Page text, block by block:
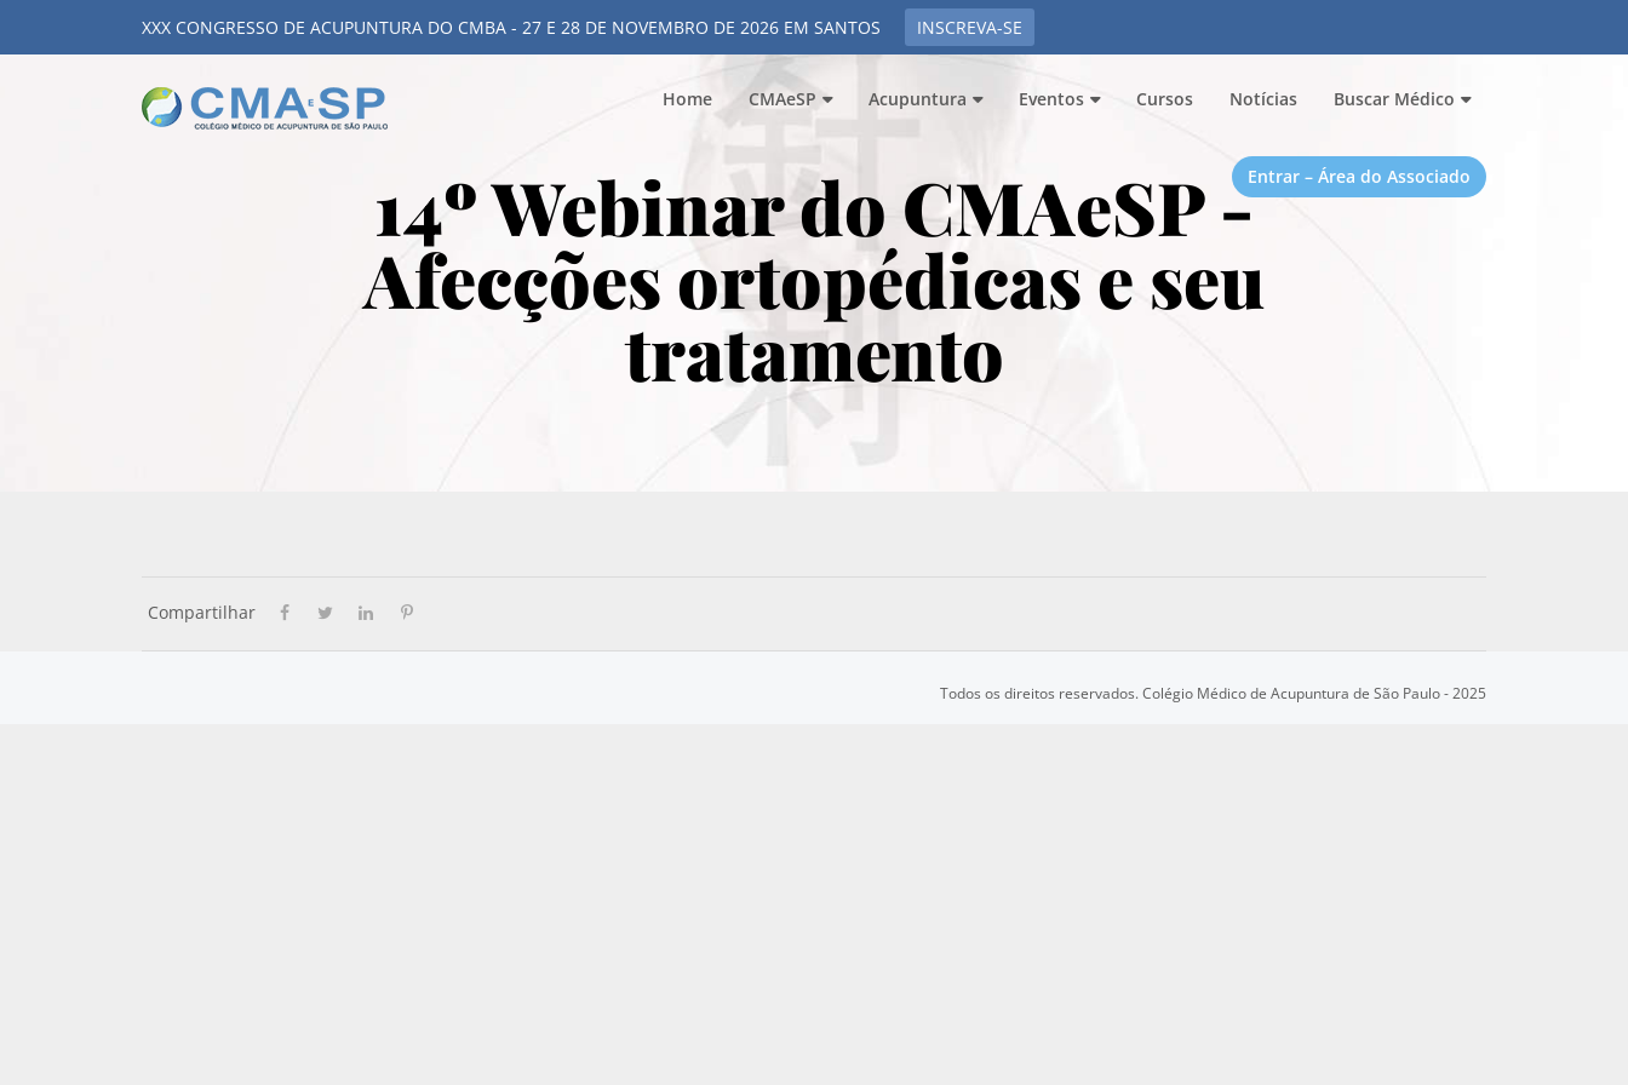
XXX CONGRESSO DE ACUPUNTURA DO CMBA - 27 E 28 DE NOVEMBRO DE 2026 EM SANTOS INSCREVA-SE
Home CMAeSP Acupuntura Eventos Cursos Notícias Buscar Médico
Entrar – Área do Associado
14º Webinar do CMAeSP -
Afecções ortopédicas e seu
tratamento
Compartilhar
Todos os direitos reservados. Colégio Médico de Acupuntura de São Paulo - 2025